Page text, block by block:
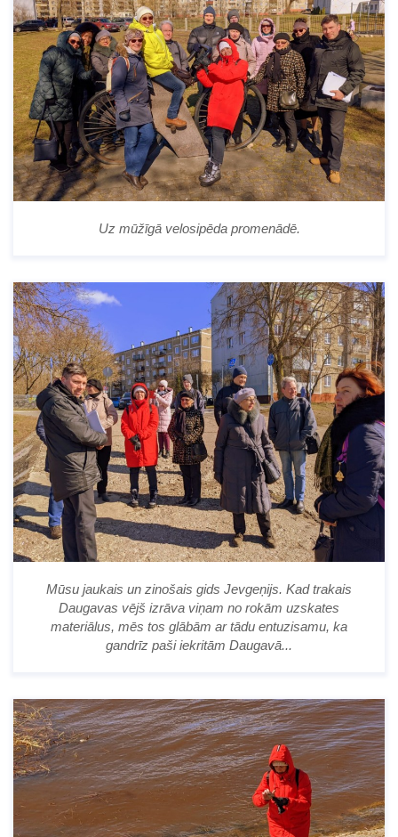
Uz mūžīgā velosipēda promenādē.
Mūsu jaukais un zinošais gids Jevgeņijs. Kad trakais
Daugavas vējš izrāva viņam no rokām uzskates
materiālus, mēs tos glābām ar tādu entuzisamu, ka
gandrīz paši iekritām Daugavā...